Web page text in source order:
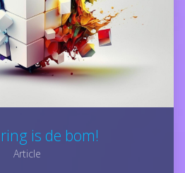
is de bom!
Article